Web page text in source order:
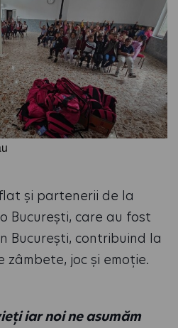
și partenerii de la
București, care au fost
București, contribuind la
zâmbete, joc și emoție.
iar noi ne asumăm